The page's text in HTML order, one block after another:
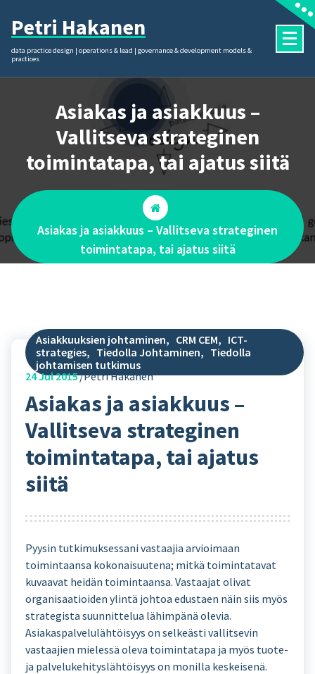
content
Petri Hakanen
data practice design | operations & lead | governance & development models &
practices
Asiakas ja asiakkuus –
Vallitseva strateginen
toimintatapa, tai ajatus siitä
Asiakas ja asiakkuus – Vallitseva strateginen
toimintatapa, tai ajatus siitä
Asiakkuuksien johtaminen, CRM CEM, ICT-
strategies, Tiedolla Johtaminen, Tiedolla
johtamisen tutkimus
24Jul 2015 Petri Hakanen
Asiakas ja asiakkuus –
Vallitseva strateginen
toimintatapa, tai ajatus
siitä
Pyysin tutkimuksessani vastaajia arvioimaan
toimintaansa kokonaisuutena; mitkä toimintatavat
kuvaavat heidän toimintaansa. Vastaajat olivat
organisaatioiden ylintä johtoa edustaen näin siis myös
strategista suunnittelua lähimpänä olevia.
Asiakaspalvelulähtöisyys on selkeästi vallitsevin
vastaajien mielessä oleva toimintatapa ja myös tuote-
ja palvelukehityslähtöisyys on monilla keskeisenä.